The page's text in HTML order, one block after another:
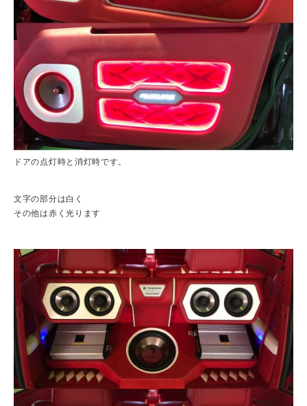
ドアの点灯時と消灯時です。
文字の部分は白く
その他は赤く光ります